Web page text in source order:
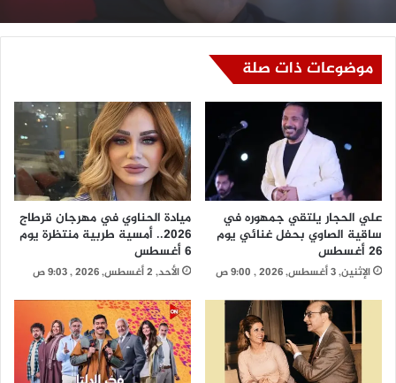
موضوعات ذات صلة
علي الحجار يلتقي جمهوره في
ساقية الصاوي بحفل غنائي يوم
26 أغسطس
الإثنين, 3 أغسطس, 2026 , 9:00 ص
ميادة الحناوي في مهرجان قرطاج
2026.. أمسية طربية منتظرة يوم
6 أغسطس
الأحد, 2 أغسطس, 2026 , 9:03 ص